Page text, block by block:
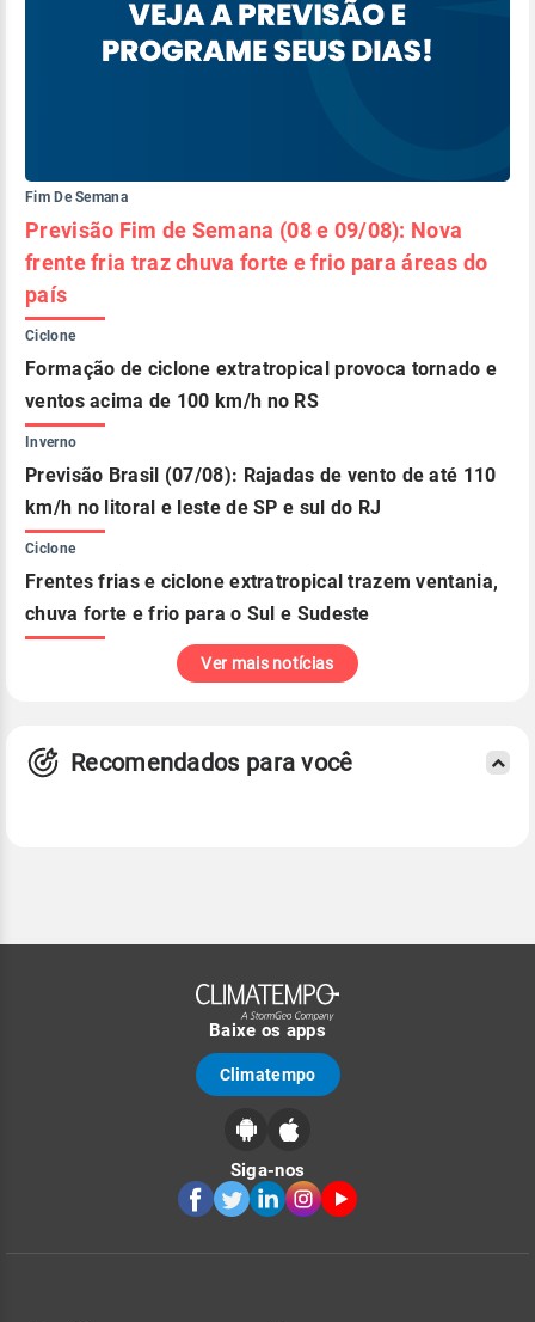
Fim De Semana
Previsão Fim de Semana (08 e 09/08): Nova
frente fria traz chuva forte e frio para áreas do
país
Ciclone
Formação de ciclone extratropical provoca tornado e
ventos acima de 100 km/h no RS
Inverno
Previsão Brasil (07/08): Rajadas de vento de até 110
km/h no litoral e leste de SP e sul do RJ
Ciclone
Frentes frias e ciclone extratropical trazem ventania,
chuva forte e frio para o Sul e Sudeste
Ver mais notícias
Recomendados para você
Baixe os apps
Climatempo
Siga-nos